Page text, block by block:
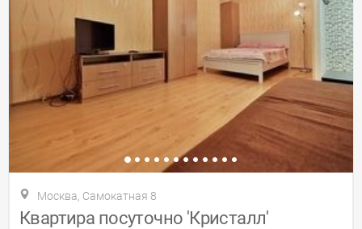
Москва, Самокатная 8
Квартира посуточно 'Кристалл'